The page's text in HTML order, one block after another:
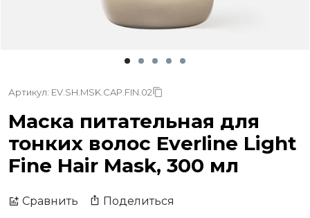
Артикул: EV.SH.MSK.CAP.FIN.02
Маска питательная для
тонких волос Everline Light
Fine Hair Mask, 300 мл
Сравнить Поделиться